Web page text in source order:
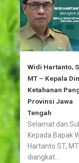
Widi Hartanto,
MT – Kepala
Ketahanan
Provinsi Jawa
Tengah
Selamat dan
Kepada Bapak
Hartanto ST, MT
diangkat...